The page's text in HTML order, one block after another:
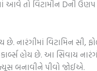
તો વિટામીન Dની ઉણપ
છે. નારંગીમાં વિટામિન
હોય છે. આ સિવાય
બનાવીને પીવો જોઈએ.